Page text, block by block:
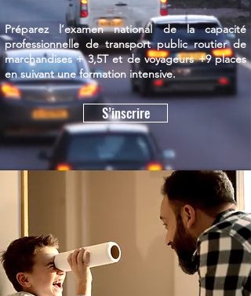
Préparez l’examen national de la capacité
professionnelle de transport public routier de
marchandises + 3,5T et de voyageurs +9 places
en suivant une formation intensive.
S’inscrire